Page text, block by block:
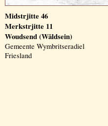
Midstrjitte 46
Merkstrjitte 11
Woudsend (Wâldsein)
Gemeente Wymbritseradiel
Friesland